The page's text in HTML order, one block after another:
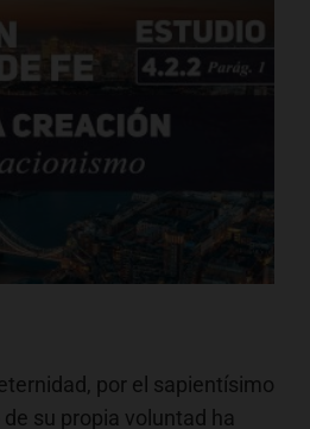
de Fe - La Creación
por el sapientísimo
su propia voluntad ha